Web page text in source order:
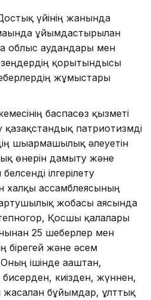
үйінің жанында
ұйымдастырылған
облыс аудандары мен
қорытындысы
жұмыстары
баспасөз қызметі
қазақстандық патриотизмді
шығармашылық әлеуетін
өнерін дамыту және
ілгерілету
халқы ассамблеясының
жобасы аясында
Қосшы қалалары
25 шеберлер мен
бірегей және әсем
ішінде ағаштан,
киізден, жүннен,
бұйымдар, ұлттық